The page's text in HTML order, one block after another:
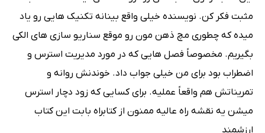
مثبت فکر کن. نویسنده خیلی واقع بینانه تکنیک هایی رو یاد
میده که چطوری مچ ذهن مون رو موقع سناریو سازی های الکی
بگیریم. مخصوصاً فصل هایی که در مورد مدیریت استرس و
اضطراب بود برای من خیلی جواب داد. خوندنش روانه و
تمریناتش هم واقعاً عملیه. برای کسایی که زود دچار استرس
میشن یه نقشه راه عالیه ممنون از کتابراه بابت این کتاب
ارزشمند